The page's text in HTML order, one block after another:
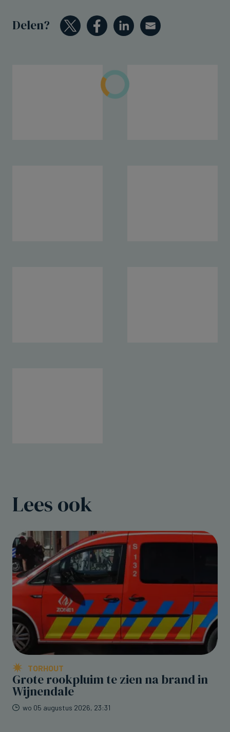
Delen?
Lees ook
TORHOUT
Grote rookpluim te zien na brand in
Wijnendale
wo 05 augustus 2026, 23:31